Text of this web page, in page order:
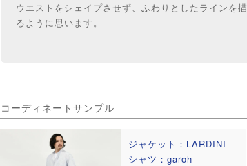
ウエストをシェイプさせず、ふわりとしたラインを
るように思います。
コーディネートサンプル
ジャケット：LARDINI
シャツ：garoh